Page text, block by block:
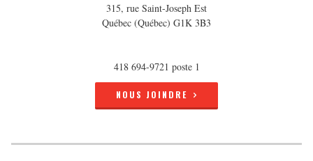
315, rue Saint-Joseph Est
Québec (Québec) G1K 3B3
418 694-9721 poste 1
NOUS JOINDRE